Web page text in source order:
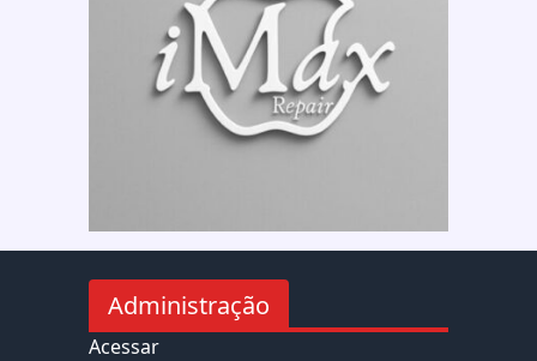
Administração
Acessar